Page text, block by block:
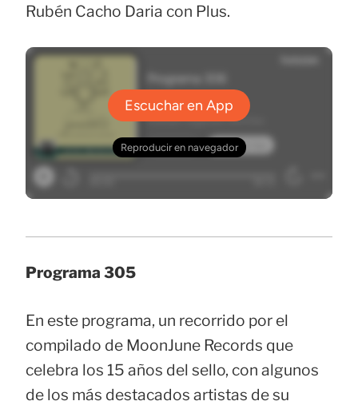
Rubén Cacho Daria con Plus.
Programa 305
En este programa, un recorrido por el
compilado de MoonJune Records que
celebra los 15 años del sello, con algunos
de los más destacados artistas de su